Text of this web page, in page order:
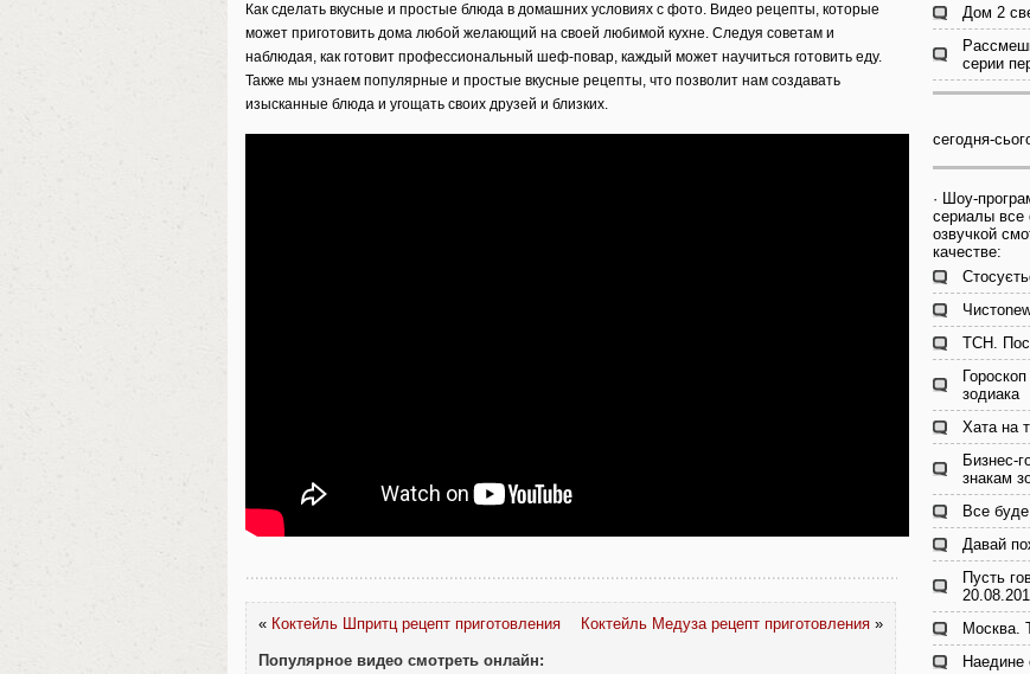
Как сделать вкусные и простые блюда в домашних условиях с фото. Видео рецепты, которые
может приготовить дома любой желающий на своей любимой кухне. Следуя советам и
наблюдая, как готовит профессиональный шеф-повар, каждый может научиться готовить еду.
Также мы узнаем популярные и простые вкусные рецепты, что позволит нам создавать
изысканные блюда и угощать своих друзей и близких.
« Коктейль Шпритц рецепт приготовления Коктейль Медуза рецепт приготовления »
Популярное видео смотреть онлайн:
Дом 2
серии
сегодня-
· Шоу-
сериалы все
озвучкой
качестве:
ТСН.
зодиака
Хата на
Бизнес-
знакам
Все
Давай
Пусть
Москва.